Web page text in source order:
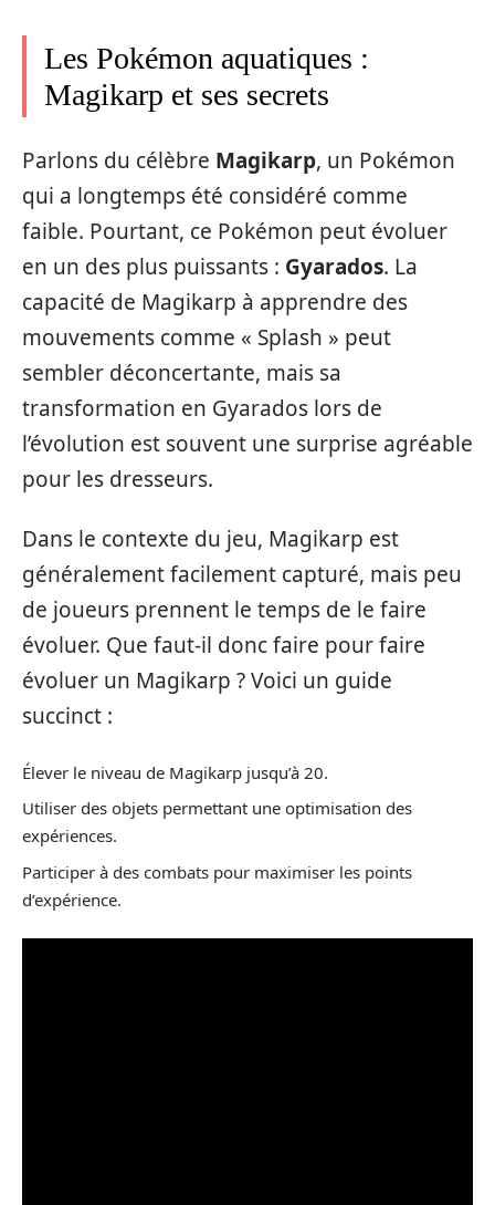
Les Pokémon aquatiques :
Magikarp et ses secrets
Parlons du célèbre Magikarp, un Pokémon
qui a longtemps été considéré comme
faible. Pourtant, ce Pokémon peut évoluer
en un des plus puissants : Gyarados. La
capacité de Magikarp à apprendre des
mouvements comme « Splash » peut
sembler déconcertante, mais sa
transformation en Gyarados lors de
l’évolution est souvent une surprise agréable
pour les dresseurs.
Dans le contexte du jeu, Magikarp est
généralement facilement capturé, mais peu
de joueurs prennent le temps de le faire
évoluer. Que faut-il donc faire pour faire
évoluer un Magikarp ? Voici un guide
succinct :
Élever le niveau de Magikarp jusqu’à 20.
Utiliser des objets permettant une optimisation des
expériences.
Participer à des combats pour maximiser les points
d’expérience.